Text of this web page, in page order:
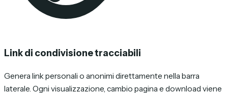
Link di condivisione tracciabili
Genera link personali o anonimi direttamente nella barra
laterale. Ogni visualizzazione, cambio pagina e download viene